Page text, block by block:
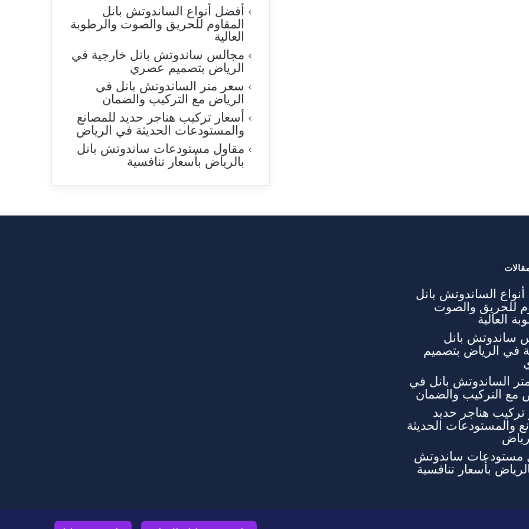
أفضل أنواع الساندوتش بانل
المقاوم للحريق والصوت والرطوبة
العالية
مجالس ساندوتش بانل خارجية في
الرياض بتصميم عصري
سعر متر الساندوتش بانل في
الرياض مع التركيب والضمان
أسعار تركيب هناجر حديد للمصانع
والمستودعات الحديثة في الرياض
مقاول مستودعات ساندوتش بانل
بالرياض بأسعار تنافسية
الساندوتش بانل
للحريق والصوت
العالية
ساندوتش بانل
في الرياض بتصميم
الساندوتش بانل في
مع التركيب والضمان
تركيب هناجر حديد
والمستودعات الحديثة
مستودعات ساندوتش
بأسعار تنافسية